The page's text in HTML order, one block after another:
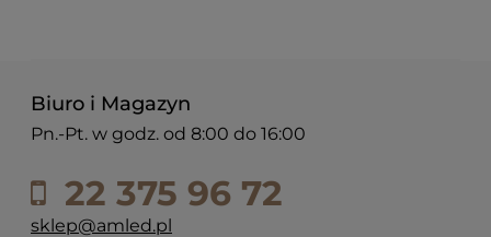
Biuro i Magazyn
Pn.-Pt. w godz. od 8:00 do 16:00
22 375 96 72
sklep@amled.pl